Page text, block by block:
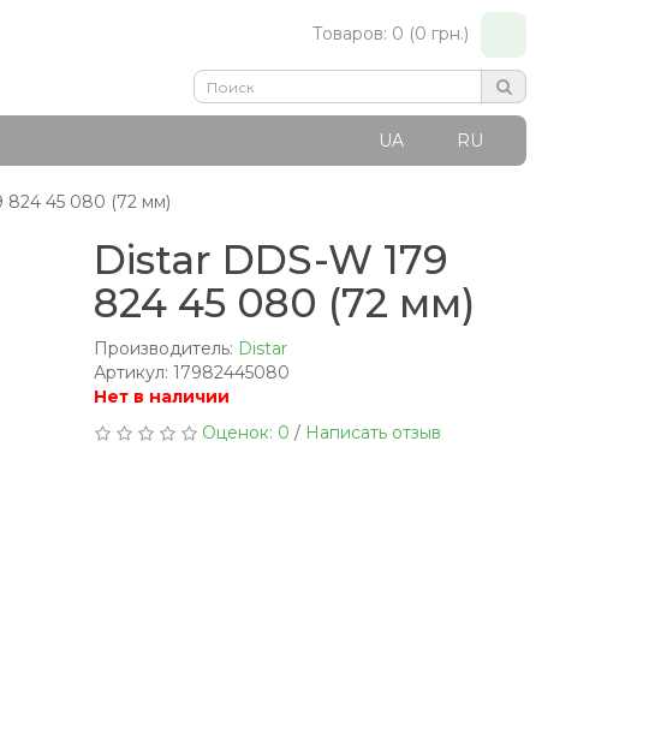
Товаров: 0 (0 грн.)
UA RU
824 45 080 (72 мм)
Distar DDS-W 179
824 45 080 (72 мм)
Производитель: Distar
Артикул: 17982445080
Нет в наличии
Оценок: 0 / Написать отзыв